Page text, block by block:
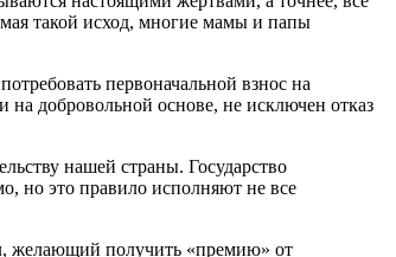
такой исход, многие мамы и папы
первоначальной взнос на
на добровольной основе, не исключен отказ
нашей страны. Государство
но это правило исполняют не все
желающий получить «премию» от